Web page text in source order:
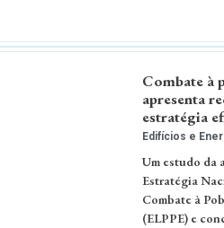
Combate à
apresenta
estratégia
Edifícios e
Um estudo da
Estratégia
Combate à
(ELPPE) e